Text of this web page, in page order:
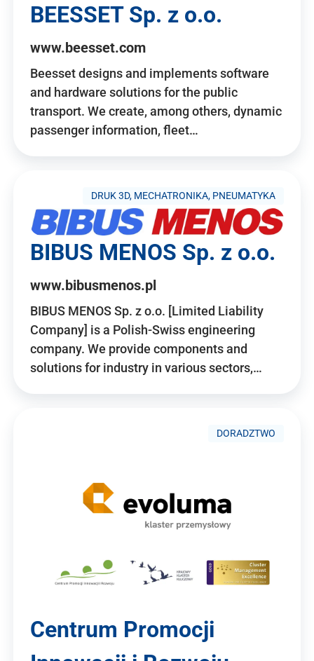
BEESSET Sp. z o.o.
www.beesset.com
Beesset designs and implements software
and hardware solutions for the public
transport. We create, among others, dynamic
passenger information, fleet…
DRUK 3D, MECHATRONIKA, PNEUMATYKA
BIBUS MENOS Sp. z o.o.
www.bibusmenos.pl
BIBUS MENOS Sp. z o.o. [Limited Liability
Company] is a Polish-Swiss engineering
company. We provide components and
solutions for industry in various sectors,…
DORADZTWO
Centrum Promocji